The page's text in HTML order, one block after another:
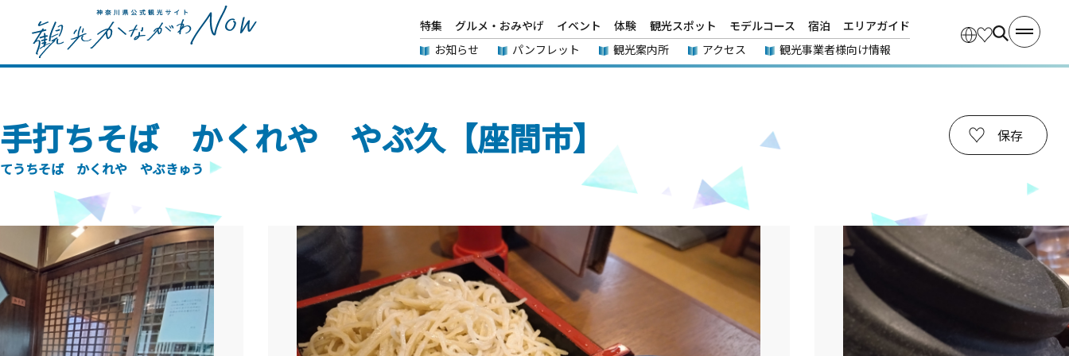
特集 グルメ・おみやげ イベント 体験 観光スポット モデルコース 宿泊
エリアガイド
お知らせ
パンフレット 観光案内所 アクセス 観光事業者様向け情報
手打ちそば かくれや やぶ久【座間市】
てうちそば かくれや やぶきゅう
保存